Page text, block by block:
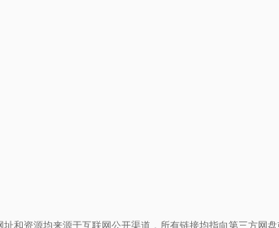
和资源均来源于互联网公开渠道，所有链接均指向第三方网